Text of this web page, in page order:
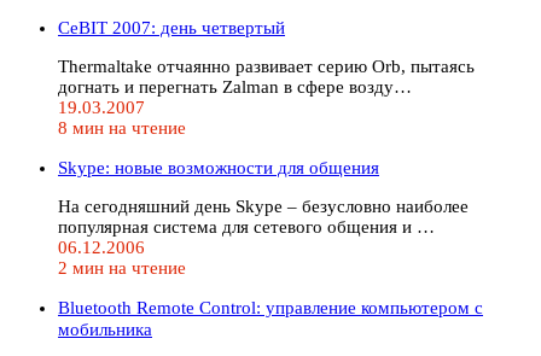
CeBIT 2007: день четвертый
Thermaltake отчаянно развивает серию Orb, пытаясь
догнать и перегнать Zalman в сфере возду…
19.03.2007
8 мин на чтение
Skype: новые возможности для общения
На сегодняшний день Skype – безусловно наиболее
популярная система для сетевого общения и …
06.12.2006
2 мин на чтение
Bluetooth Remote Control: управление компьютером с
мобильника